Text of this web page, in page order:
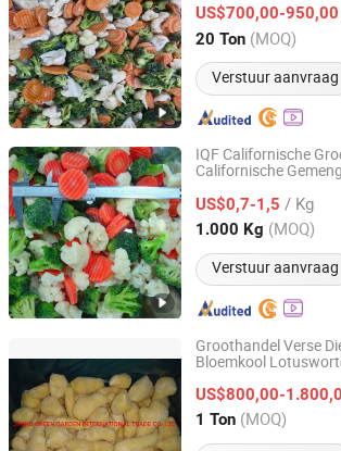
US$700,00-950,00
20 Ton (MOQ)
Verstuur aanvraag
Fujian, China Sinds 2026
IQF Californische
Californische
US$0,7-1,5 / Kg
1.000 Kg (MOQ)
Verstuur aanvraag
YANTAI LAN RUI FOOD IMPORT AND
Shandong, China Sinds 2022
Groothandel Verse
Bloemkool
Groenten Prijs Van
US$800,00-
1 Ton (MOQ)
JINING GREEN GARDEN INTERNATIONAL
LTD.
Shandong, China Sinds 2016